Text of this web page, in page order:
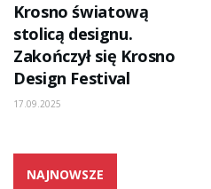
Krosno światową
stolicą designu.
Zakończył się Krosno
Design Festival
17.09.2025
NAJNOWSZE